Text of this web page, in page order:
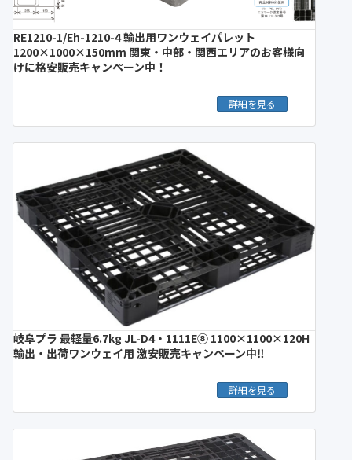
RE1210-1/Eh-1210-4 輸出用ワンウェイパレット
1200×1000×150mm 関東・中部・関西エリアのお客様向
けに格安販売キャンペーン中！
詳細を見る
岐阜プラ 最軽量6.7kg JL-D4・1111E⑧ 1100×1100×120H
輸出・出荷ワンウェイ用 激安販売キャンペーン中‼︎
詳細を見る